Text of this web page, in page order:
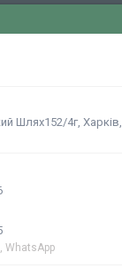
Шлях152/4г, Харків,
WhatsApp